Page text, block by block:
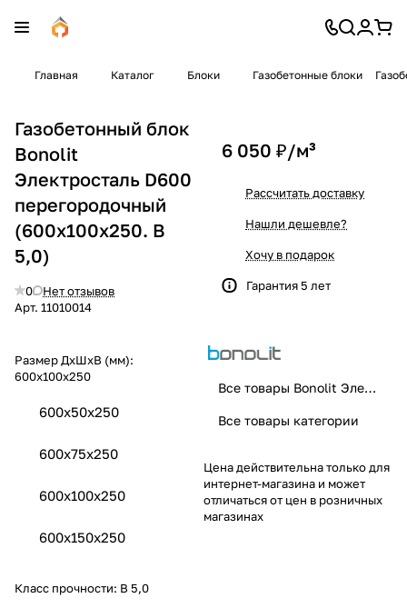
Главная Каталог Блоки Газобетонные блоки
Газобетонный блок
Bonolit
Электросталь D600
перегородочный
(600x100x250. B
5,0)
0
Нет отзывов
Арт. 11010014
Размер ДхШхВ (мм):
600x100x250
600х50х250
600х75х250
600x100x250
600x150x250
Класс прочности: B 5,0
6 050 ₽/м³
Рассчитать доставку
Нашли дешевле?
Хочу в подарок
Гарантия 5 лет
Все товары Bonolit Электросталь
Все товары категории
Цена действительна только для
интернет-магазина и может
отличаться от цен в розничных
магазинах